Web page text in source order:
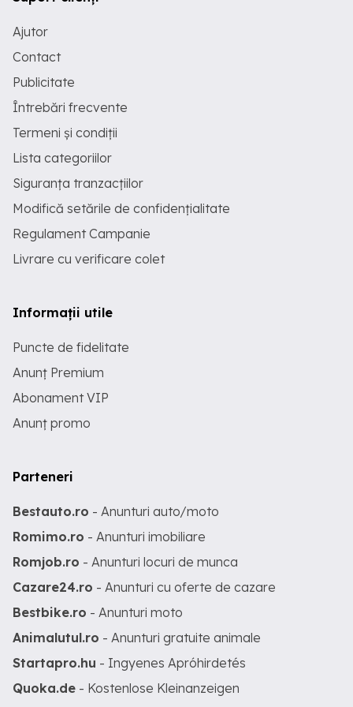
Ajutor
Contact
Publicitate
Întrebări frecvente
Termeni și condiții
Lista categoriilor
Siguranța tranzacțiilor
Modifică setările de confidențialitate
Regulament Campanie
Livrare cu verificare colet
Informații utile
Puncte de fidelitate
Anunț Premium
Abonament VIP
Anunț promo
Parteneri
Bestauto.ro - Anunturi auto/moto
Romimo.ro - Anunturi imobiliare
Romjob.ro - Anunturi locuri de munca
Cazare24.ro - Anunturi cu oferte de cazare
Bestbike.ro - Anunturi moto
Animalutul.ro - Anunturi gratuite animale
Startapro.hu - Ingyenes Apróhirdetés
Quoka.de - Kostenlose Kleinanzeigen